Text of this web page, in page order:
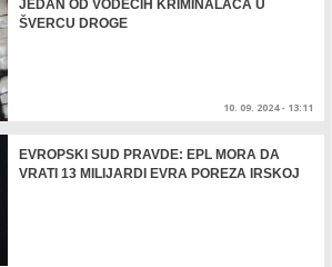
JEDAN OD VODEĆIH KRIMINALACA U
ŠVERCU DROGE
10. 09. 2024 - 13:11
EVROPSKI SUD PRAVDE: EPL MORA DA
VRATI 13 MILIJARDI EVRA POREZA IRSKOJ